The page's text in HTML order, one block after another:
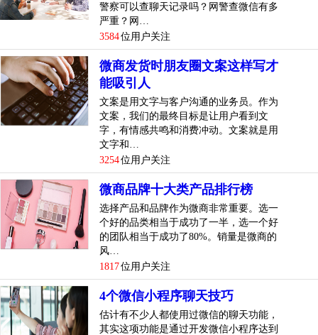
据统计，2021年，美容产品、生活用品、食品占据微商市场
前三，美容产品61%。市场已经严重饱和，甚至供过于求，
导致市场停滞，产品积压。还不如寻求一个新的产品，开拓
4.团队问题
作为新手，刚接触微商市场的时候，比较需要的是有人带。
做一个产品，一定要看有没有专业的团队帮你带着，有没有
真正负责的人照顾你。成熟的团队，的管理和培训体系都很
警察可以查聊天记录吗？网警查微信有多
严重？网…
3584位用户关注
微商发货时朋友圈文案这样写才
能吸引人
文案是用文字与客户沟通的业务员。作为
文案，我们的最终目标是让用户看到文
字，有情感共鸣和消费冲动。文案就是用
文字和…
3254位用户关注
微商品牌十大类产品排行榜
选择产品和品牌作为微商非常重要。选一
个好的品类相当于成功了一半，选一个好
的团队相当于成功了80%。销量是微商的
风…
1817位用户关注
4个微信小程序聊天技巧
估计有不少人都使用过微信的聊天功能，
其实这项功能是通过开发微信小程序达到